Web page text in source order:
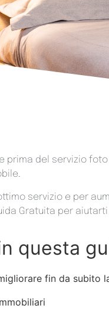
prima del servizio
servizio e per
Gratuita per
questa
fin da subito